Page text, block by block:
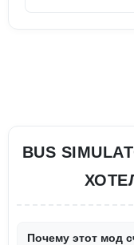
BUS
Почему этот мод